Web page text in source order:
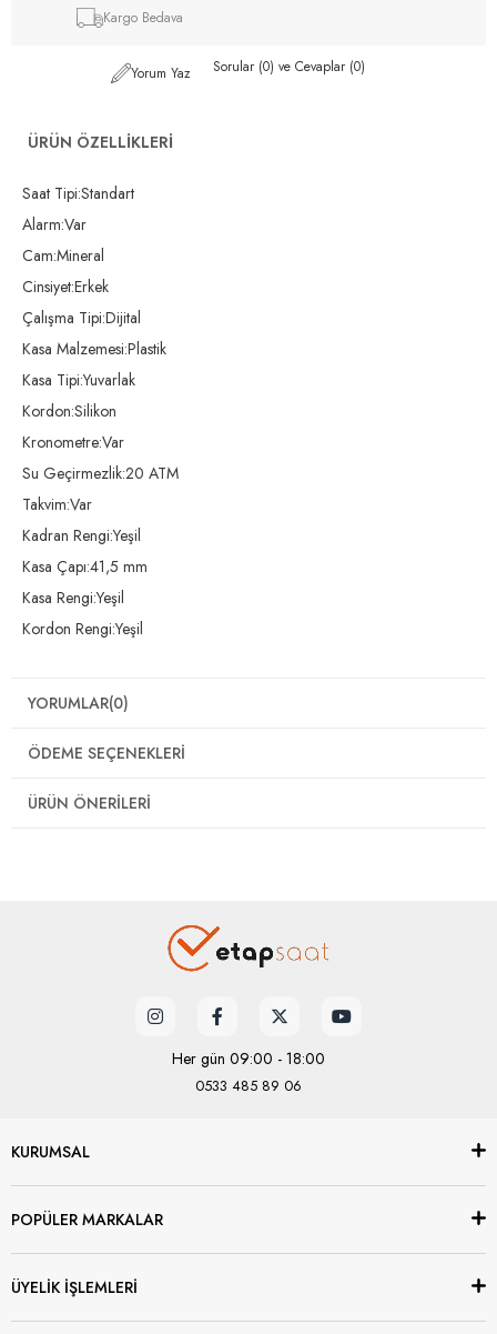
Kargo Bedava
Yorum Yaz Sorular (0) ve Cevaplar (0)
ÜRÜN ÖZELLIKLERI
Saat Tipi:Standart
Alarm:Var
Cam:Mineral
Cinsiyet:Erkek
Çalışma Tipi:Dijital
Kasa Malzemesi:Plastik
Kasa Tipi:Yuvarlak
Kordon:Silikon
Kronometre:Var
Su Geçirmezlik:20 ATM
Takvim:Var
Kadran Rengi:Yeşil
Kasa Çapı:41,5 mm
Kasa Rengi:Yeşil
Kordon Rengi:Yeşil
YORUMLAR(0)
ÖDEME SEÇENEKLERI
ÜRÜN ÖNERILERI
Her gün 09:00 - 18:00
0533 485 89 06
KURUMSAL
POPÜLER MARKALAR
ÜYELİK İŞLEMLERİ